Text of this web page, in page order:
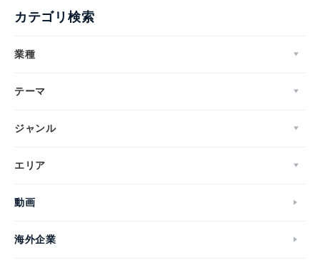
カテゴリ検索
業種
テーマ
ジャンル
エリア
動画
海外企業